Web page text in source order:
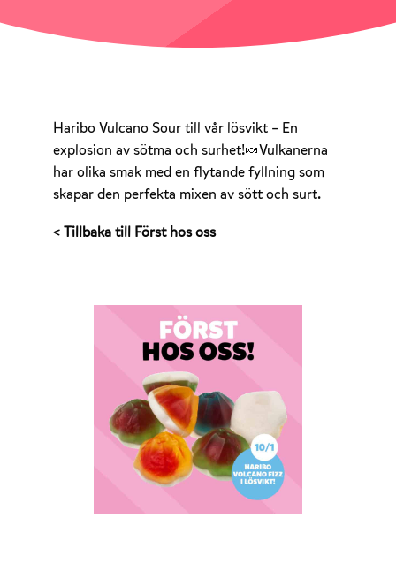
Haribo Vulcano Sour till vår lösvikt – En
explosion av sötma och surhet!🍬Vulkanerna
har olika smak med en flytande fyllning som
skapar den perfekta mixen av sött och surt.
< Tillbaka till Först hos oss